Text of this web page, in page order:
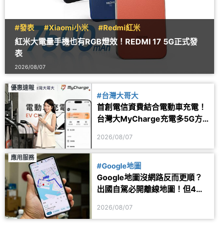
#發表 #Xiaomi小米 #Redmi紅米
紅米大電量手機也有RGB燈效！REDMI 17 5G正式發
表
2026/08/07
優惠速報
#台灣大哥大
首創電信資費結合電動車充電！
台灣大MyCharge充電多5G方
2026/08/07
應用服務
#Google地圖
Google地圖沒網路反而更順？
出國自駕必開離線地圖！但4項
2026/08/07